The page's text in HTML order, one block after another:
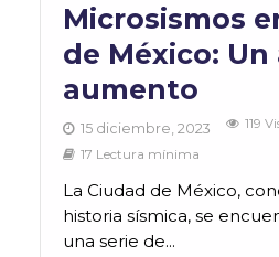
Microsismos
de México:
aumento
15 diciembre, 2023
119
17 Lectura mínima
La Ciudad de México,
historia sísmica, se
una serie de...